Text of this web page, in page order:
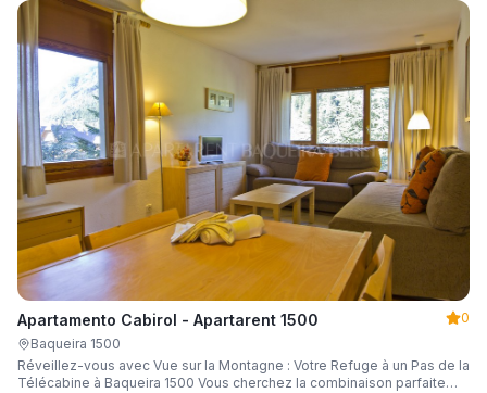
Apartamento Cabirol - Apartarent 1500
0
Baqueira 1500
Réveillez-vous avec Vue sur la Montagne : Votre Refuge à un Pas de la
Télécabine à Baqueira 1500 Vous cherchez la combinaison parfaite